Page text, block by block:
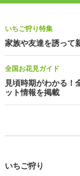
いちご狩り特集
家族や友達を誘って
全国お花見ガイド
見頃時期がわかる！
ット情報を掲載
いちご狩り